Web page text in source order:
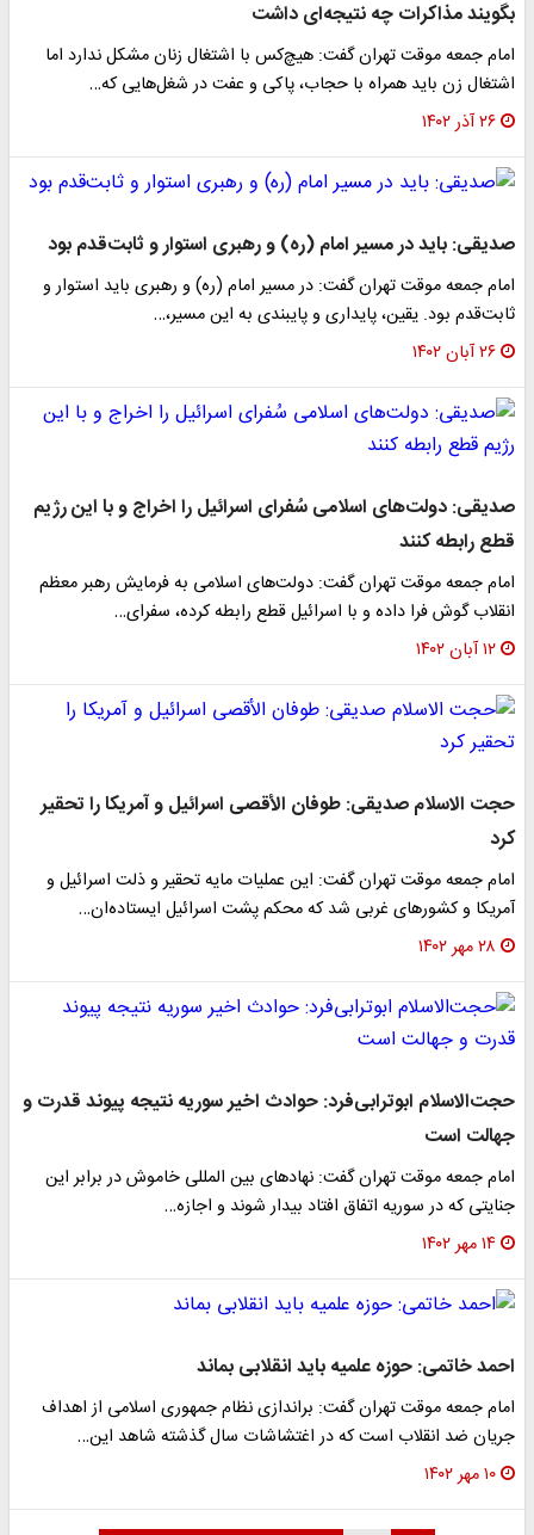
بگویند مذاکرات چه نتیجه‌ای داشت
امام جمعه موقت تهران گفت: هیچ‌کس با اشتغال زنان مشکل ندارد اما
اشتغال زن باید همراه با حجاب، پاکی و عفت در شغل‌هایی که…
۲۶ آذر ۱۴۰۲
صدیقی: باید در مسیر امام (ره) و رهبری استوار و ثابت‌قدم بود
امام جمعه موقت تهران گفت: در مسیر امام (ره) و رهبری باید استوار و
ثابت‌قدم بود. یقین، پایداری و پایبندی به این مسیر،…
۲۶ آبان ۱۴۰۲
صدیقی: دولت‌های اسلامی سُفرای اسرائیل را اخراج و با این رژیم
قطع رابطه کنند
امام جمعه موقت تهران گفت: دولت‌های اسلامی به فرمایش رهبر معظم
انقلاب گوش فرا داده و با اسرائیل قطع رابطه کرده، سفرای…
۱۲ آبان ۱۴۰۲
حجت الاسلام صدیقی: طوفان الأقصی اسرائیل و آمریکا را تحقیر
کرد
امام جمعه موقت تهران گفت: این عملیات مایه تحقیر و ذلت اسرائیل و
آمریکا و کشورهای غربی شد که محکم پشت اسرائیل ایستاده‌ان…
۲۸ مهر ۱۴۰۲
حجت‌الاسلام ابوترابی‌فرد: حوادث اخیر سوریه نتیجه پیوند قدرت و
جهالت است
امام جمعه موقت تهران گفت: نهادهای بین المللی خاموش در برابر این
جنایتی که در سوریه اتفاق افتاد بیدار شوند و اجازه…
۱۴ مهر ۱۴۰۲
احمد خاتمی: حوزه علمیه باید انقلابی بماند
امام جمعه موقت تهران گفت: براندازی نظام جمهوری اسلامی از اهداف
جریان ضد انقلاب است که در اغتشاشات سال گذشته شاهد این…
۱۰ مهر ۱۴۰۲